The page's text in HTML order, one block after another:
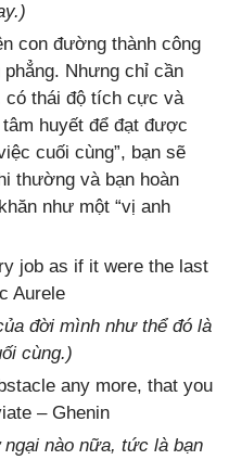
con đường thành công
Nhưng chỉ cần
có thái độ tích cực và
huyết để đạt được
cuối cùng”, bạn sẽ
thường và bạn hoàn
như một “vị anh
job as if it were the last
Aurele
đời mình như thể đó là
cùng.)
any more, that you
– Ghenin
nào nữa, tức là bạn